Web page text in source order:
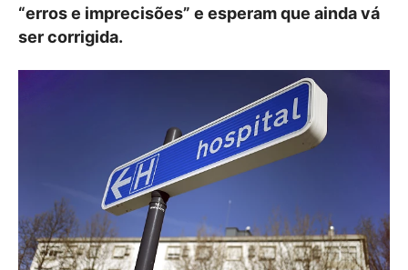
“erros e imprecisões” e esperam que ainda vá
ser corrigida.